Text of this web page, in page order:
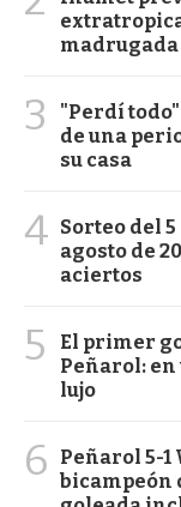
3
"Perdí
de una
su casa
4 Sorteo del
agosto de
aciertos
5
El primer
Peñarol:
lujo
6
Peñarol 5-1
bicampeón